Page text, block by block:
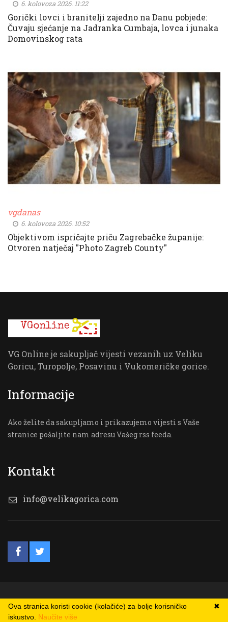
6. kolovoza 2026. 11:22
Gorički lovci i branitelji zajedno na Danu pobjede:
Čuvaju sjećanje na Jadranka Cumbaja, lovca i junaka
Domovinskog rata
vgdanas
6. kolovoza 2026. 10:52
Objektivom ispričajte priču Zagrebačke županije:
Otvoren natječaj "Photo Zagreb County"
VG Online je sakupljač vijesti vezanih uz Veliku
Goricu, Turopolje, Posavinu i Vukomeričke gorice.
Informacije
Ako želite da sakupljamo i prikazujemo vijesti s Vaše
stranice pošaljite nam adresu Vašeg rss feeda.
Kontakt
info@velikagorica.com
© VG Online ✖
Ova stranica koristi cookie (kolačiće) za bolje korisničko
iskustvo. Naučite više